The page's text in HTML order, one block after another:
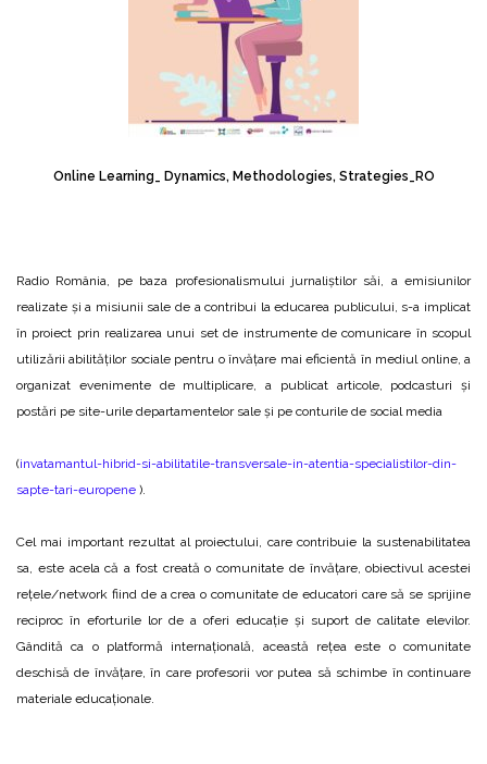
Online Learning_ Dynamics, Methodologies, Strategies_RO
Radio România, pe baza profesionalismului jurnaliștilor săi, a emisiunilor
realizate și a misiunii sale de a contribui la educarea publicului, s-a implicat
în proiect prin realizarea unui set de instrumente de comunicare în scopul
utilizării abilităților sociale pentru o învățare mai eficientă în mediul online, a
organizat evenimente de multiplicare, a publicat articole, podcasturi și
postări pe site-urile departamentelor sale și pe conturile de social media
(invatamantul-hibrid-si-abilitatile-transversale-in-atentia-specialistilor-din-
sapte-tari-europene ).
Cel mai important rezultat al proiectului, care contribuie la sustenabilitatea
sa, este acela că a fost creată o comunitate de învățare, obiectivul acestei
rețele/network fiind de a crea o comunitate de educatori care să se sprijine
reciproc în eforturile lor de a oferi educație și suport de calitate elevilor.
Gândită ca o platformă internațională, această rețea este o comunitate
deschisă de învățare, în care profesorii vor putea să schimbe în continuare
materiale educaționale.